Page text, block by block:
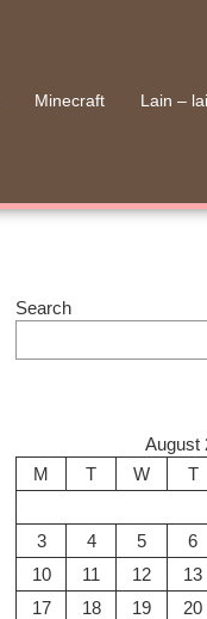
Minecraft Lain –
Search
August
M
T W T
3
4 5 6
10
11 12 13
17
18 19 20